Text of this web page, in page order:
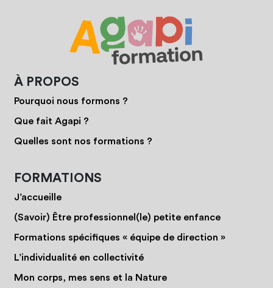
À PROPOS
Pourquoi nous formons ?
Que fait Agapi ?
Quelles sont nos formations ?
FORMATIONS
J’accueille
(Savoir) Être professionnel(le) petite enfance
Formations spécifiques « équipe de direction »
L’individualité en collectivité
Mon corps, mes sens et la Nature